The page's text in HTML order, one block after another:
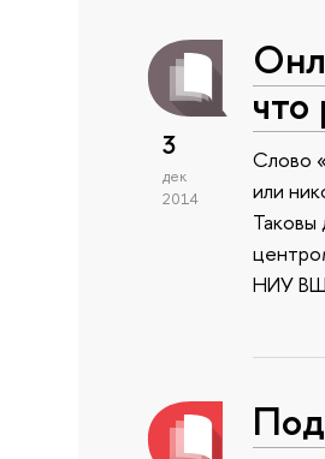
3
дек
2014
Слово
или
НИУ